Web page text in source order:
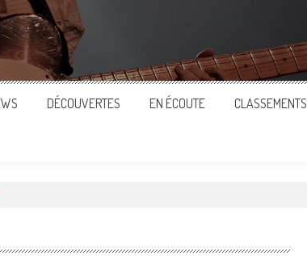
DÉCOUVERTES EN ÉCOUTE CLASSEMENTS